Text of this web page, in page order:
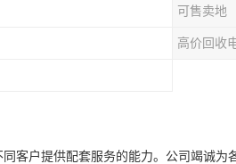
可售卖地
高价回收
客户提供配套服务的能力。公司竭诚